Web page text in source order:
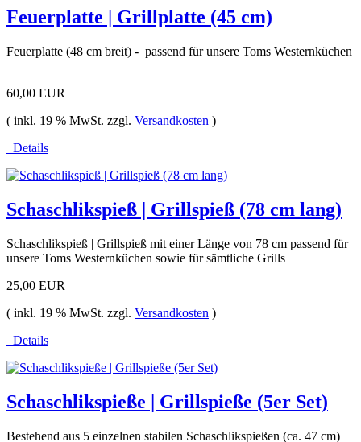
Feuerplatte | Grillplatte (45 cm)
Feuerplatte (48 cm breit) - passend für unsere Toms Westernküchen
60,00 EUR
( inkl. 19 % MwSt. zzgl. Versandkosten )
Details
Schaschlikspieß | Grillspieß (78 cm lang)
Schaschlikspieß | Grillspieß mit einer Länge von 78 cm passend für
unsere Toms Westernküchen sowie für sämtliche Grills
25,00 EUR
( inkl. 19 % MwSt. zzgl. Versandkosten )
Details
Schaschlikspieße | Grillspieße (5er Set)
Bestehend aus 5 einzelnen stabilen Schaschlikspießen (ca. 47 cm)